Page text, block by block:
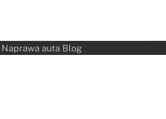
Naprawa auta Blog